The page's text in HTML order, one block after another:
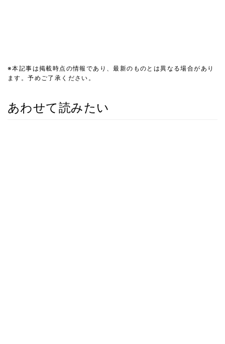
※本記事は掲載時点の情報であり、最新のものとは異なる場合があり
ます。予めご了承ください。
あわせて読みたい